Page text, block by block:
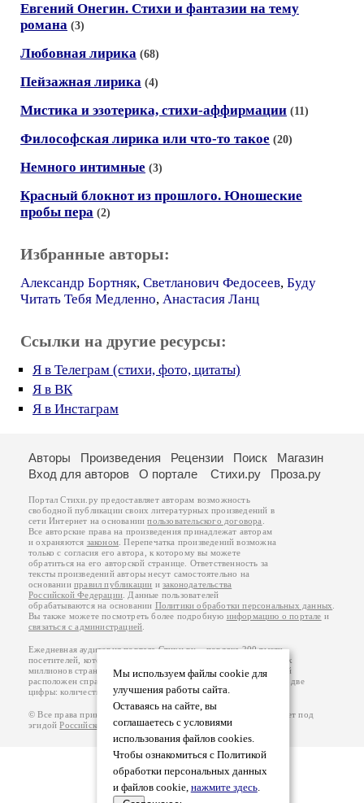
Евгений Онегин. Стихи и фантазии на тему
романа (3)
Любовная лирика (68)
Пейзажная лирика (4)
Мистика и эзотерика, стихи-аффирмации (11)
Философская лирика или что-то такое (20)
Немного интимные (3)
Красный блокнот из прошлого. Юношеские
пробы пера (2)
Избранные авторы:
Александр Бортняк, Светланович Федосеев, Буду
Читать Тебя Медленно, Анастасия Ланц
Ссылки на другие ресурсы:
Я в Телеграм (стихи, фото, цитаты)
Я в ВК
Я в Инстаграм
Мы используем файлы cookie для
улучшения работы сайта.
Оставаясь на сайте, вы
соглашаетесь с условиями
использования файлов cookies.
Чтобы ознакомиться с Политикой
обработки персональных данных
и файлов cookie, нажмите здесь.
Авторы Произведения Рецензии Поиск
Магазин
Вход для авторов
О портале Стихи.ру Проза.ру
Портал Стихи.ру предоставляет авторам возможность
свободной публикации своих литературных произведений в
сети Интернет на основаниипользовательского договора
Все авторские права на произведения принадлежат авторам
и охраняются законом . Перепечатка произведений возможна
только с согласия его автора, к которому вы можете
обратиться на его авторской странице. Ответственность за
тексты произведений авторы несут самостоятельно на
основанииправил публикации изаконодательства
Российской Федерации . Данные пользователей
обрабатываются на основании Политики обработки персональных данных
Вы также можете посмотреть более подробную информацию о портале и
связаться с администрацией
Ежедневная аудитория портала Стихи.ру – порядка 200 тысяч
посетителей, которые в общей сумме просматривают более двух
миллионов страниц по данным счетчика посещаемости, который
расположен справа от этого текста. В каждой графе указано по две
цифры: количество просмотров и количество посетителей.
© Все права принадлежат авторам, 2000-2026. Портал работает под
эгидойРоссийского союза писателей.18+